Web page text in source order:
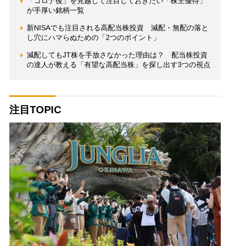
が手厚い銘柄一覧
新NISAでも注目される高配当株投資 減配・無配の落と
し穴にハマらぬための「2つのポイント」
減配してもJT株を手放さなかった理由は？ 配当株投資
の達人が教える「有望な高配当株」を探し出す3つの視点
注目TOPIC